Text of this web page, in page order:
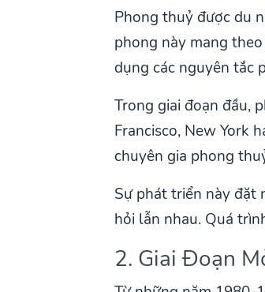
Phong thuỷ được du
phong này mang
dụng các nguyên tắc
Trong giai đoạn đầu,
Francisco, New York
chuyên gia phong
Sự phát triển này đặt
hỏi lẫn nhau. Quá
2. Giai Đoạn